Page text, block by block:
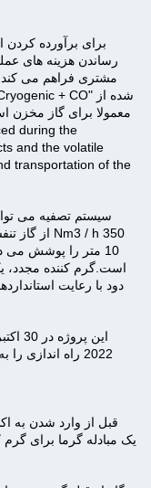
برای برآورده کردن
رساندن هزینه های
مشتری فراهم می
during the
and the volatile
transportation of the
10 متر را پوشش
است.گرم کننده مجدد،
2022 راه